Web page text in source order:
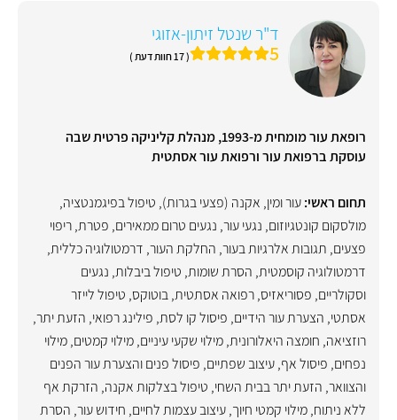
ד"ר שנטל זיתון-אזוגי
5 ( 17 חוות דעת )
רופאת עור מומחית מ-1993, מנהלת קליניקה פרטית שבה
עוסקת ברפואת עור ורפואת עור אסתטית
תחום ראשי:עור ומין, אקנה (פצעי בגרות), טיפול בפיגמנטציה,
מולסקום קונטגיוזום, נגעי עור, נגעים טרום ממאירים, פטרת,ריפוי
פצעים, תגובות אלרגיות בעור, החלקת העור, דרמטולוגיה כללית,
דרמטולוגיה קוסמטית, הסרת שומות, טיפול ביבלות, נגעים
וסקולריים, פסוריאזיס,רפואה אסתטית,בוטוקס, טיפול לייזר
אסתטי, הצערת עור הידיים, פיסול קו לסת, פילינג רפואי, הזעת יתר,
רוזציאה, חומצה היאלורונית,מילוי שקעי עיניים,מילוי קמטים,מילוי
נפחים, פיסול אף,עיצוב שפתיים, פיסול פנים והצערת עור הפנים
והצוואר, הזעת יתר בבית השחי, טיפול בצלקות אקנה, הזרקת אף
ללא ניתוח,מילוי קמטי חיוך,עיצוב עצמות לחיים, חידוש עור, הסרת